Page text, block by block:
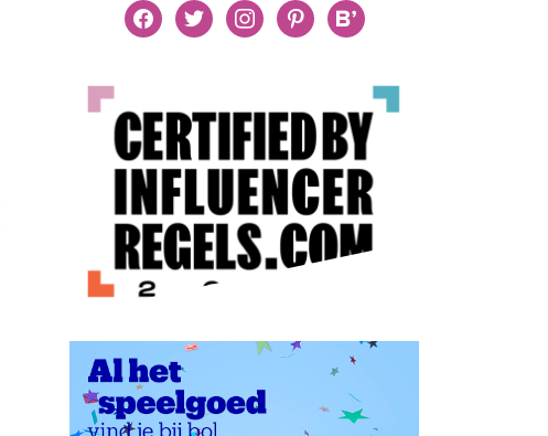
facebooktwitterinstagrampinterestbloglovin